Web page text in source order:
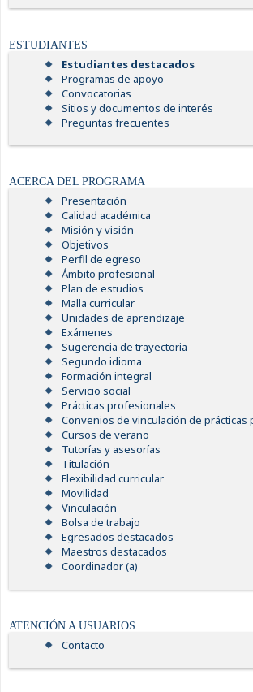
ESTUDIANTES
Estudiantes destacados
Programas de apoyo
Convocatorias
Sitios y documentos de interés
Preguntas frecuentes
ACERCA DEL PROGRAMA
Presentación
Calidad académica
Misión y visión
Objetivos
Perfil de egreso
Ámbito profesional
Plan de estudios
Malla curricular
Unidades de aprendizaje
Exámenes
Sugerencia de trayectoria
Segundo idioma
Formación integral
Servicio social
Prácticas profesionales
Convenios de vinculación de
Cursos de verano
Tutorías y asesorías
Titulación
Flexibilidad curricular
Movilidad
Vinculación
Bolsa de trabajo
Egresados destacados
Maestros destacados
Coordinador (a)
ATENCIÓN A USUARIOS
Contacto